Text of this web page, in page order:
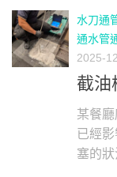
水刀通
通水管
2025-
截油
某餐
已經
塞的